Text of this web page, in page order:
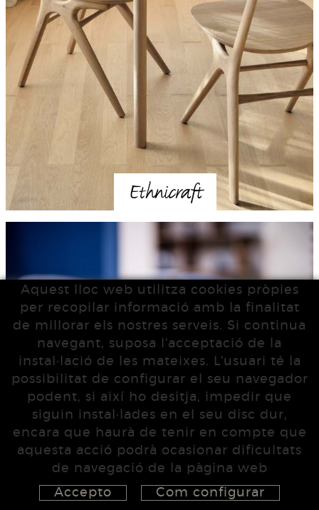
Aquest lloc web utilitza cookies pròpies
per recopilar informació amb la finalitat
de millorar els nostres serveis. Si continua
navegant, suposa l'acceptació de la
instal·lació de les mateixes. L'usuari té la
possibilitat de configurar el seu navegador
podent, si així ho desitja, impedir que
siguin instal·lades en el seu disc dur,
encara que haurà de tenir en compte que
aquesta acció podrà ocasionar dificultats
de navegació de la pàgina web
Accepto
Com configurar